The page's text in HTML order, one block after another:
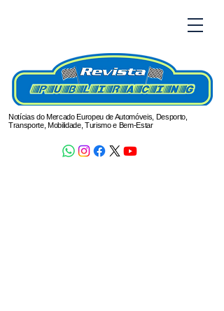
Notícias do Mercado Europeu de Automóveis, Desporto,
Transporte, Mobilidade, Turismo e Bem-Estar